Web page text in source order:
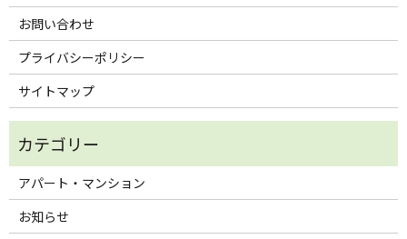
お問い合わせ
プライバシーポリシー
サイトマップ
アパート・マンション
お知らせ